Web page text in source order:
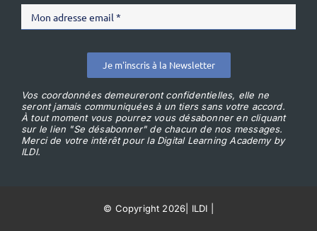
Je m'inscris à la Newsletter
Vos coordonnées demeureront confidentielles, elle ne
seront jamais communiquées à un tiers sans votre accord.
À tout moment vous pourrez vous désabonner en cliquant
sur le lien "Se désabonner" de chacun de nos messages.
Merci de votre intérêt pour la Digital Learning Academy by
ILDI.
© Copyright 2026 ILDI